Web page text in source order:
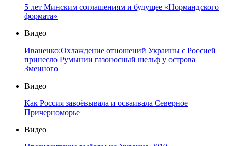
5 лет Минским соглашениям и будущее «Нормандского
формата»
Видео
Иваненко:Охлаждение отношений Украины с Россией
принесло Румынии газоносный шельф у острова
Змеиного
Видео
Как Россия завоёвывала и осваивала Северное
Причерноморье
Видео